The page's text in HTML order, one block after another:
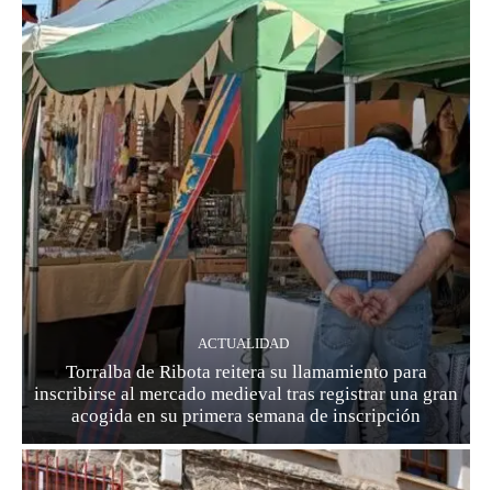
ACTUALIDAD
Torralba de Ribota reitera su llamamiento para
inscribirse al mercado medieval tras registrar una gran
acogida en su primera semana de inscripción